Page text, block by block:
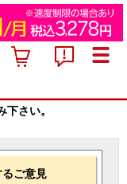
さい。
ご意見